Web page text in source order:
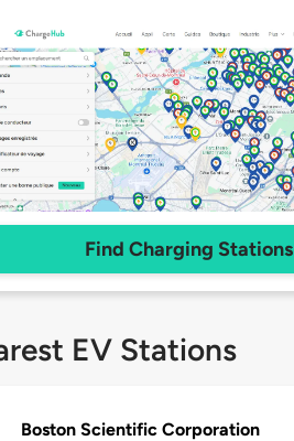
Find Charging Stations
EV Stations
Boston Scientific Corporation